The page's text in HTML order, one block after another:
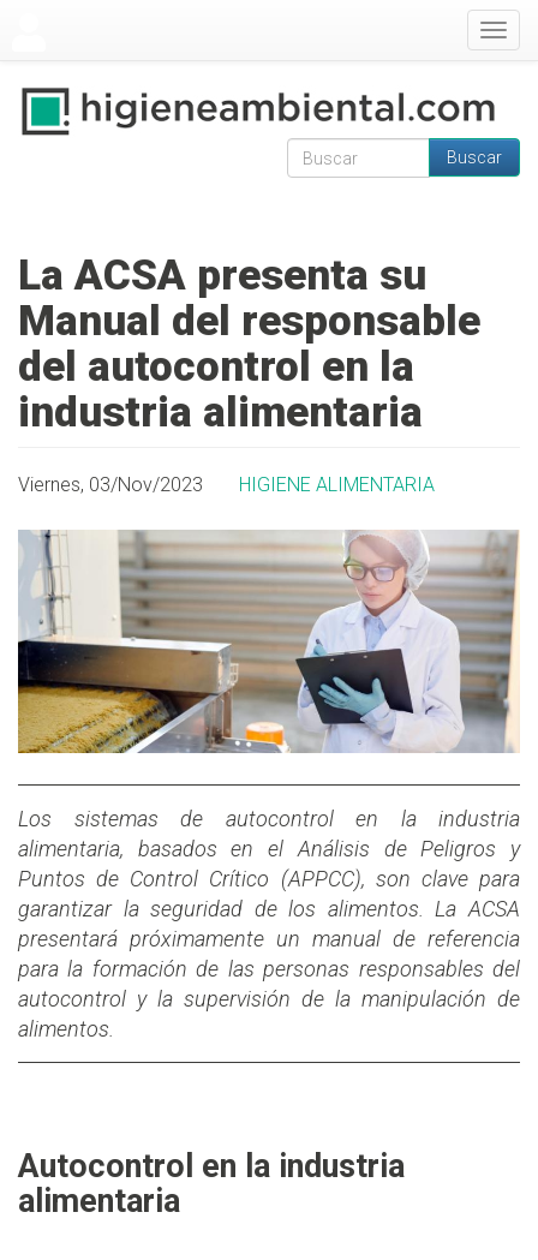
Formulario de
Buscar
La ACSA presenta su
Manual del responsable
del autocontrol en la
industria alimentaria
Viernes, 03/Nov/2023 HIGIENE ALIMENTARIA
Los sistemas de autocontrol en la industria
alimentaria, basados en el Análisis de Peligros y
Puntos de Control Crítico (APPCC), son clave para
garantizar la seguridad de los alimentos. La ACSA
presentará próximamente un manual de referencia
para la formación de las personas responsables del
autocontrol y la supervisión de la manipulación de
alimentos.
Autocontrol en la industria
alimentaria